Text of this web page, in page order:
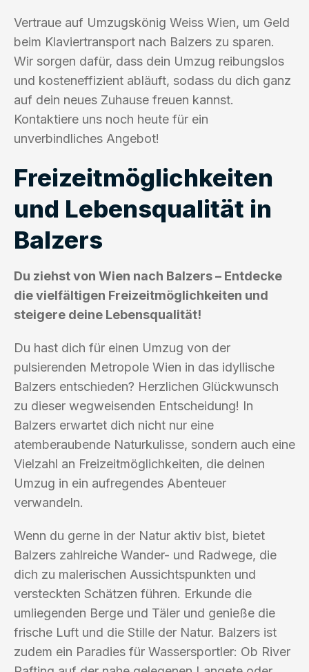
Vertraue auf Umzugskönig Weiss Wien, um Geld
beim Klaviertransport nach Balzers zu sparen.
Wir sorgen dafür, dass dein Umzug reibungslos
und kosteneffizient abläuft, sodass du dich ganz
auf dein neues Zuhause freuen kannst.
Kontaktiere uns noch heute für ein
unverbindliches Angebot!
Freizeitmöglichkeiten
und Lebensqualität in
Balzers
Du ziehst von Wien nach Balzers – Entdecke
die vielfältigen Freizeitmöglichkeiten und
steigere deine Lebensqualität!
Du hast dich für einen Umzug von der
pulsierenden Metropole Wien in das idyllische
Balzers entschieden? Herzlichen Glückwunsch
zu dieser wegweisenden Entscheidung! In
Balzers erwartet dich nicht nur eine
atemberaubende Naturkulisse, sondern auch eine
Vielzahl an Freizeitmöglichkeiten, die deinen
Umzug in ein aufregendes Abenteuer
verwandeln.
Wenn du gerne in der Natur aktiv bist, bietet
Balzers zahlreiche Wander- und Radwege, die
dich zu malerischen Aussichtspunkten und
versteckten Schätzen führen. Erkunde die
umliegenden Berge und Täler und genieße die
frische Luft und die Stille der Natur. Balzers ist
zudem ein Paradies für Wassersportler: Ob River